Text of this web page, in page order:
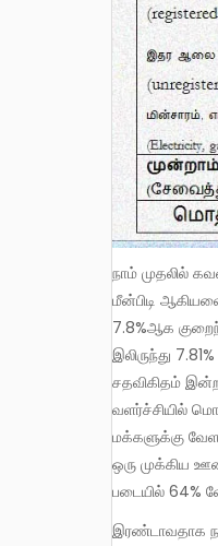
நாம் முதலில் கவனிக்க வேண்டியது, கடந்த ஐம்பதுக்கும் மேற்பட்ட ஆண்டுகளில் பயிர் மற்றும் கால்நடை வேளாண்மை, வனம் மற்றும்
மீன்பிடி
7.8%ஆக
இலிருந்து
சதவிகிதம்
வளர்ச்சியில்
மக்களுக்கு
ஒரு முக்கிய
படையில் 64%
இரண்டாவதாக நாம் கவனிக்க வேண்டிய விஷயம் தொழில்துறை வளர்ச்சியில் பெரும் வேகம் இல்லை.சொல்லப்போனால், தாராளமய